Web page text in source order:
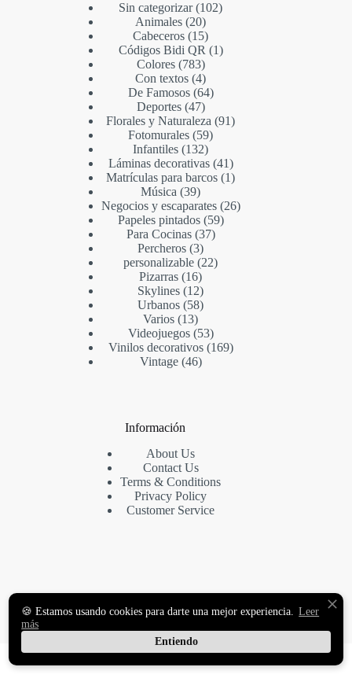
Sin categorizar 102
Animales 20
Cabeceros 15
Códigos Bidi QR
1
Colores 783
Con textos 4
De Famosos 64
Deportes 47
Florales y Naturaleza 91
Fotomurales 59
Infantiles 132
Láminas decorativas 41
Matrículas para barcos 1
Música 39
Negocios y escaparates 26
Papeles pintados 59
Para Cocinas 37
Percheros 3
personalizable 22
Pizarras 16
Skylines 12
Urbanos 58
Varios 13
Videojuegos 53
Vinilos decorativos 169
Vintage 46
Información
About Us
Contact Us
Terms & Conditions
Privacy Policy
Customer Service
VINILOS DECORATIVOS
Y FOTOMURALES
PREMIUM
Copyright © 2026 MasqueVinilo
🍪 Estamos usando cookies para darte una mejor experiencia. Leer
más
Entiendo